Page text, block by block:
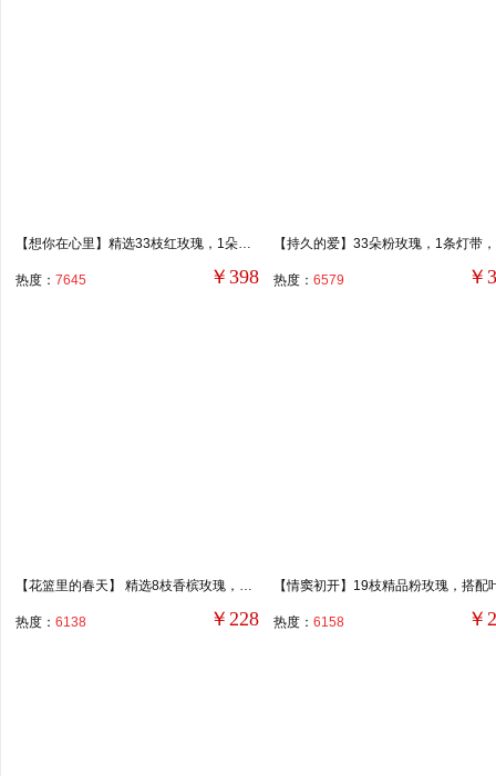
【想你在心里】精选33枝红玫瑰，1朵蝴蝶兰，黑色英文缎带装饰花面。
热度： 7645 ￥398 热度： 6579 ￥
【花篮里的春天】 精选8枝香槟玫瑰，2枝向日葵，1朵粉色康乃馨，3支多头橙色泡泡，4支浅色多头洋桔梗，搭配洋甘菊、喷泉草、尤加利叶装饰。
热度： 6138 ￥228 热度： 6158 ￥